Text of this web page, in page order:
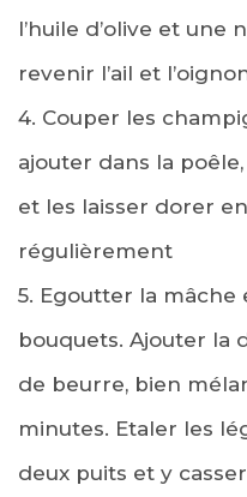
l’huile d’olive et une
revenir l’ail et
4. Couper les
ajouter dans la
et les laisser dorer
régulièrement
5. Egoutter la
bouquets. Ajouter la
de beurre, bien
minutes. Etaler les
deux puits et y